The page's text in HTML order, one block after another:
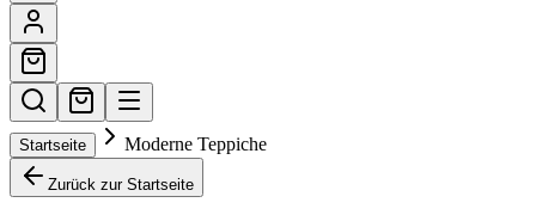
Startseite Moderne Teppiche
Zurück zur Startseite